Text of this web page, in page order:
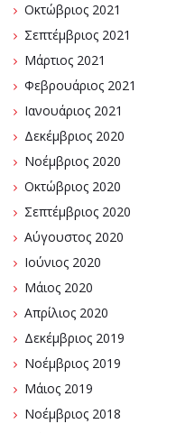
Οκτώβριος 2021
Σεπτέμβριος 2021
Μάρτιος 2021
Φεβρουάριος 2021
Ιανουάριος 2021
Δεκέμβριος 2020
Νοέμβριος 2020
Οκτώβριος 2020
Σεπτέμβριος 2020
Αύγουστος 2020
Ιούνιος 2020
Μάιος 2020
Απρίλιος 2020
Δεκέμβριος 2019
Νοέμβριος 2019
Μάιος 2019
Νοέμβριος 2018